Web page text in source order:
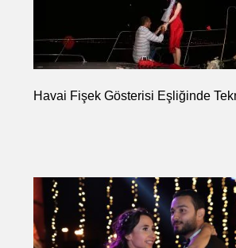
Havai Fişek Gösterisi Eşliğinde